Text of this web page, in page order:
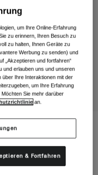
um Ihre Online-Erfahrung
zu erinnern, Ihren Besuch zu
zu halten, Ihnen Geräte zu
Werbung zu senden) und
„Akzeptieren und fortfahren“
und erlauben uns und unseren
Ihre Interaktionen mit der
um Ihre Erfahrung
Sie mehr darüber
an.
& Fortfahren